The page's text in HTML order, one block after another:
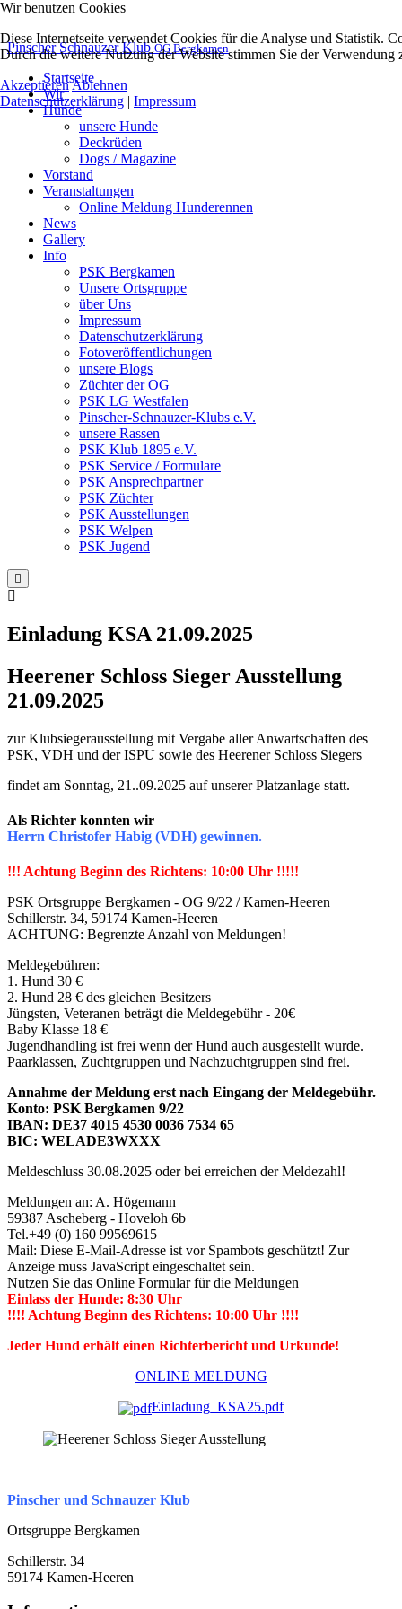
Pinscher Schnauzer Klub OG Bergkamen
Startseite
Wir
Hunde
unsere Hunde
Deckrüden
Dogs / Magazine
Vorstand
Veranstaltungen
Online Meldung Hunderennen
News
Gallery
Info
PSK Bergkamen
Unsere Ortsgruppe
über Uns
Impressum
Datenschutzerklärung
Fotoveröffentlichungen
unsere Blogs
Züchter der OG
PSK LG Westfalen
Pinscher-Schnauzer-Klubs e.V.
unsere Rassen
PSK Klub 1895 e.V.
PSK Service / Formulare
PSK Ansprechpartner
PSK Züchter
PSK Ausstellungen
PSK Welpen
PSK Jugend
Einladung KSA 21.09.2025
Heerener Schloss Sieger Ausstellung
21.09.2025
zur Klubsiegerausstellung mit Vergabe aller Anwartschaften des
PSK, VDH und der ISPU sowie des Heerener Schloss Siegers
findet am Sonntag, 21..09.2025 auf unserer Platzanlage statt.
Als Richter konnten wir
Herrn Christofer Habig (VDH) gewinnen.
!!! Achtung Beginn des Richtens: 10:00 Uhr !!!!!
PSK Ortsgruppe Bergkamen - OG 9/22 / Kamen-Heeren
Schillerstr. 34, 59174 Kamen-Heeren
ACHTUNG: Begrenzte Anzahl von Meldungen!
Meldegebühren:
1. Hund 30 €
2. Hund 28 € des gleichen Besitzers
Jüngsten, Veteranen beträgt die Meldegebühr - 20€
Baby Klasse 18 €
Jugendhandling ist frei wenn der Hund auch ausgestellt wurde.
Paarklassen, Zuchtgruppen und Nachzuchtgruppen sind frei.
Annahme der Meldung erst nach Eingang der Meldegebühr.
Konto: PSK Bergkamen 9/22
IBAN: DE37 4015 4530 0036 7534 65
BIC: WELADE3WXXX
Meldeschluss 30.08.2025 oder bei erreichen der Meldezahl!
Meldungen an: A. Högemann
59387 Ascheberg - Hoveloh 6b
Tel.+49 (0) 160 99569615
Mail: Diese E-Mail-Adresse ist vor Spambots geschützt! Zur
Anzeige muss JavaScript eingeschaltet sein.
Nutzen Sie das Online Formular für die Meldungen
Einlass der Hunde: 8:30 Uhr
!!!! Achtung Beginn des Richtens: 10:00 Uhr !!!!
Jeder Hund erhält einen Richterbericht und Urkunde!
ONLINE MELDUNG
Einladung_KSA25.pdf
Pinscher und Schnauzer Klub
Ortsgruppe Bergkamen
Schillerstr. 34
59174 Kamen-Heeren
Wir benutzen Cookies
Diese Internetseite verwendet Cookies für die Analyse und Statistik.
Durch die weitere Nutzung der Website stimmen Sie der
AkzeptierenAblehnen
Datenschutzerklärung | Impressum